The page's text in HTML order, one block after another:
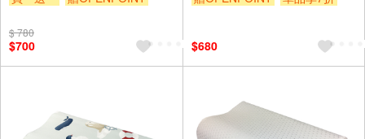
$ 780
$700 $680